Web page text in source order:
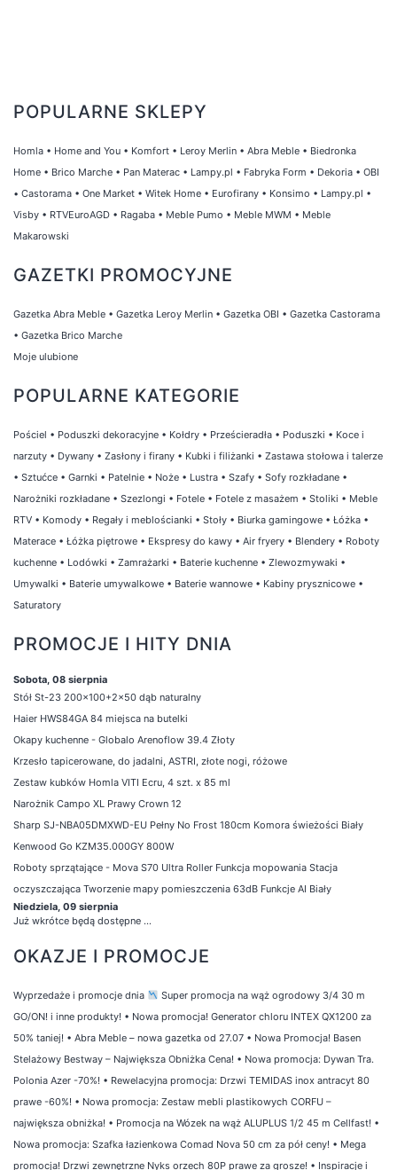
POPULARNE SKLEPY
Homla • Home and You • Komfort • Leroy Merlin • Abra Meble • Biedronka
Home • Brico Marche • Pan Materac • Lampy.pl • Fabryka Form • Dekoria • OBI
• Castorama • One Market • Witek Home • Eurofirany • Konsimo • Lampy.pl •
Visby • RTVEuroAGD • Ragaba • Meble Pumo • Meble MWM • Meble
Makarowski
GAZETKI PROMOCYJNE
Gazetka Abra Meble • Gazetka Leroy Merlin • Gazetka OBI • Gazetka Castorama
• Gazetka Brico Marche
Moje ulubione
POPULARNE KATEGORIE
Pościel • Poduszki dekoracyjne • Kołdry • Prześcieradła • Poduszki • Koce i
narzuty • Dywany • Zasłony i firany • Kubki i filiżanki • Zastawa stołowa i talerze
• Sztućce • Garnki • Patelnie • Noże • Lustra • Szafy • Sofy rozkładane •
Narożniki rozkładane • Szezlongi • Fotele • Fotele z masażem • Stoliki • Meble
RTV • Komody • Regały i meblościanki • Stoły • Biurka gamingowe • Łóżka •
Materace • Łóżka piętrowe • Ekspresy do kawy • Air fryery • Blendery • Roboty
kuchenne • Lodówki • Zamrażarki • Baterie kuchenne • Zlewozmywaki •
Umywalki • Baterie umywalkowe • Baterie wannowe • Kabiny prysznicowe •
Saturatory
PROMOCJE I HITY DNIA
Sobota, 08 sierpnia
Stół St-23 200x100+2x50 dąb naturalny
Haier HWS84GA 84 miejsca na butelki
Okapy kuchenne - Globalo Arenoflow 39.4 Złoty
Krzesło tapicerowane, do jadalni, ASTRI, złote nogi, różowe
Zestaw kubków Homla VITI Ecru, 4 szt. x 85 ml
Narożnik Campo XL Prawy Crown 12
Sharp SJ-NBA05DMXWD-EU Pełny No Frost 180cm Komora świeżości Biały
Kenwood Go KZM35.000GY 800W
Roboty sprzątające - Mova S70 Ultra Roller Funkcja mopowania Stacja
oczyszczająca Tworzenie mapy pomieszczenia 63dB Funkcje AI Biały
Niedziela, 09 sierpnia
Już wkrótce będą dostępne ...
OKAZJE I PROMOCJE
Wyprzedaże i promocje dnia
Super promocja na wąż ogrodowy 3/4 30 m
GO/ON! i inne produkty! • Nowa promocja! Generator chloru INTEX QX1200 za
50% taniej! • Abra Meble – nowa gazetka od 27.07 • Nowa Promocja! Basen
Stelażowy Bestway – Największa Obniżka Cena! • Nowa promocja: Dywan Tra.
Polonia Azer -70%! • Rewelacyjna promocja: Drzwi TEMIDAS inox antracyt 80
prawe -60%! • Nowa promocja: Zestaw mebli plastikowych CORFU –
największa obniżka! • Promocja na Wózek na wąż ALUPLUS 1/2 45 m Cellfast! •
Nowa promocja: Szafka łazienkowa Comad Nova 50 cm za pół ceny! • Mega
promocja! Drzwi zewnętrzne Nyks orzech 80P prawe za grosze! • Inspiracje i